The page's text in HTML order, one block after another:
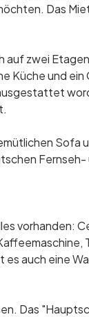
Das
auf zwei
Küche und
Sofa
vorhanden:
auch eine
Das